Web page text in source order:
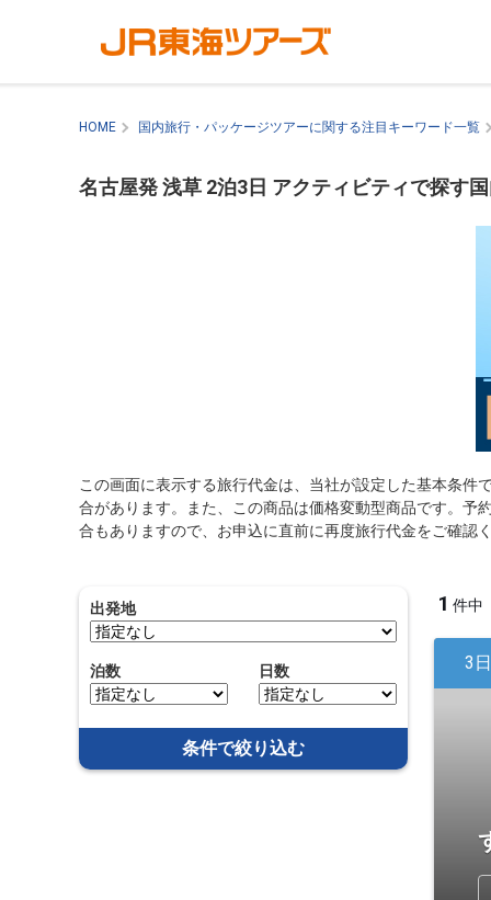
HOME 国内旅行・パッケージツアーに関する注目キーワード一覧
名古屋発 浅草 2泊3日 アクティビティで探す
この画面に表示する旅行代金は、当社が設定した基本条
合があります。また、この商品は価格変動型商品です。予
合もありますので、お申込に直前に再度旅行代金をご確認
出発地
泊数 日数
条件で絞り込む
1 件中
3